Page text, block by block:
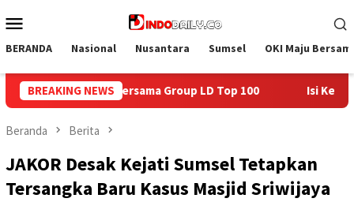
ke
Mobile
BERANDA Nasional Nusantara Sumsel OKI Maju
BREAKING NEWS
Top 100 Isi Kemerdekaan dengan Kepedulian, Lapas
Beranda Berita
JAKOR Desak Kejati Sumsel Tetapkan
Tersangka Baru Kasus Masjid Sriwijaya